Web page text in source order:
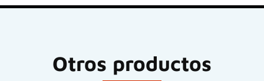
Otros productos